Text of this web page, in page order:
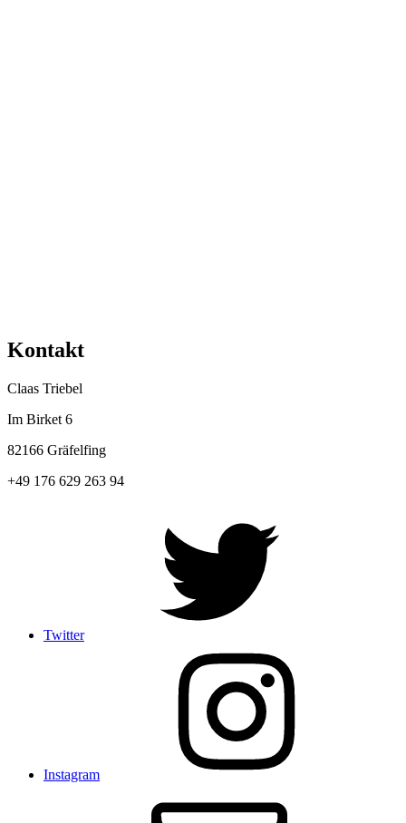
Kontakt
Claas Triebel
Im Birket 6
82166 Gräfelfing
+49 176 629 263 94
Twitter
Instagram